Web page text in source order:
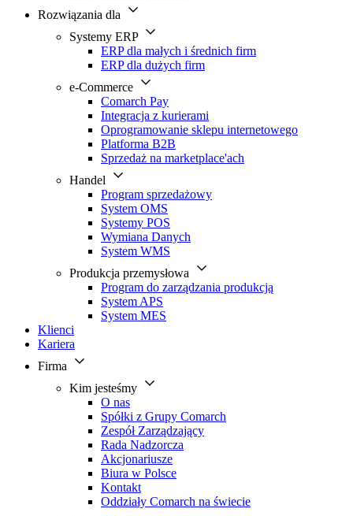
Rozwiązania dla
Systemy ERP
ERP dla małych i średnich firm
ERP dla dużych firm
e-Commerce
Comarch Pay
Integracja z kurierami
Oprogramowanie sklepu internetowego
Platforma B2B
Sprzedaż na marketplace'ach
Handel
Program sprzedażowy
System OMS
Systemy POS
Wymiana Danych
System WMS
Produkcja przemysłowa
Program do zarządzania produkcją
System APS
System MES
Klienci
Kariera
Firma
Kim jesteśmy
O nas
Spółki z Grupy Comarch
Zespół Zarządzający
Rada Nadzorcza
Akcjonariusze
Biura w Polsce
Kontakt
Oddziały Comarch na świecie